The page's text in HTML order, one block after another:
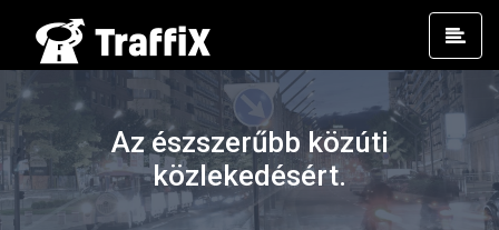
Az észszerűbb közúti
közlekedésért.